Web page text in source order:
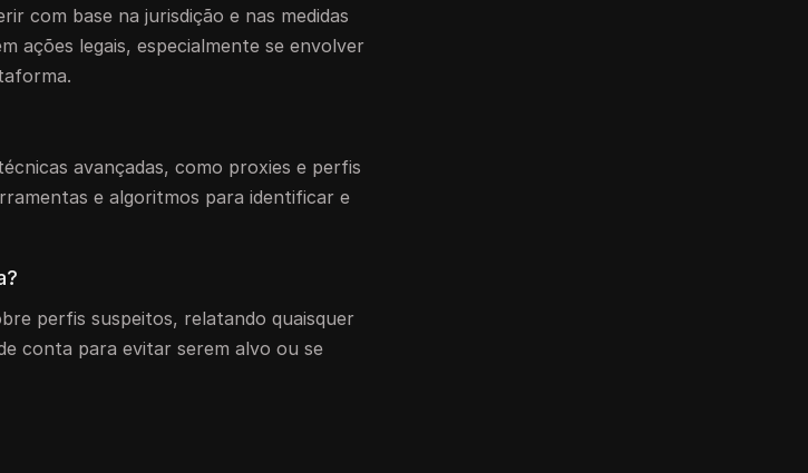
com base na jurisdição e nas medidas
ações legais, especialmente se envolver
avançadas, como proxies e perfis
e algoritmos para identificar e
perfis suspeitos, relatando quaisquer
conta para evitar serem alvo ou se